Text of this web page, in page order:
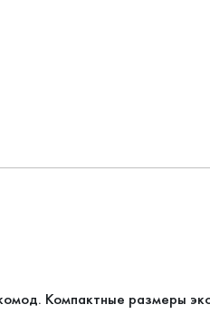
Компактные размеры